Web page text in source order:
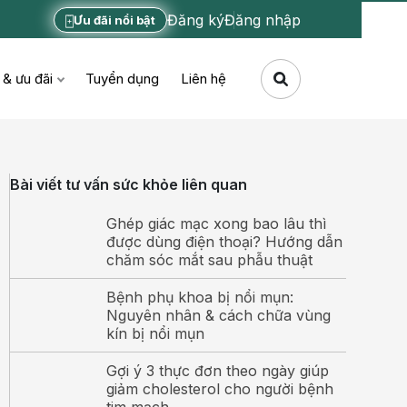
Ưu đãi nổi bật Đăng kýĐăng nhập
ưu đãi Tuyển dụng Liên hệ
Bài viết tư vấn sức khỏe liên quan
Ghép giác mạc xong bao lâu thì
được dùng điện thoại? Hướng dẫn
chăm sóc mắt sau phẫu thuật
Bệnh phụ khoa bị nổi mụn:
Nguyên nhân & cách chữa vùng
kín bị nổi mụn
Gợi ý 3 thực đơn theo ngày giúp
giảm cholesterol cho người bệnh